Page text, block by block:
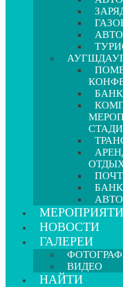
НОВОСТИ
ГАЛЕРЕИ
ВИДЕО
НАЙТИ